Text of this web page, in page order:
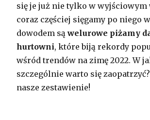
się je już nie tylko w wyjściowym
coraz częściej sięgamy po niego
dowodem sąwelurowe piżamy
hurtowni, które biją rekordy
wśród trendów na zimę 2022. W
szczególnie warto się
nasze zestawienie!